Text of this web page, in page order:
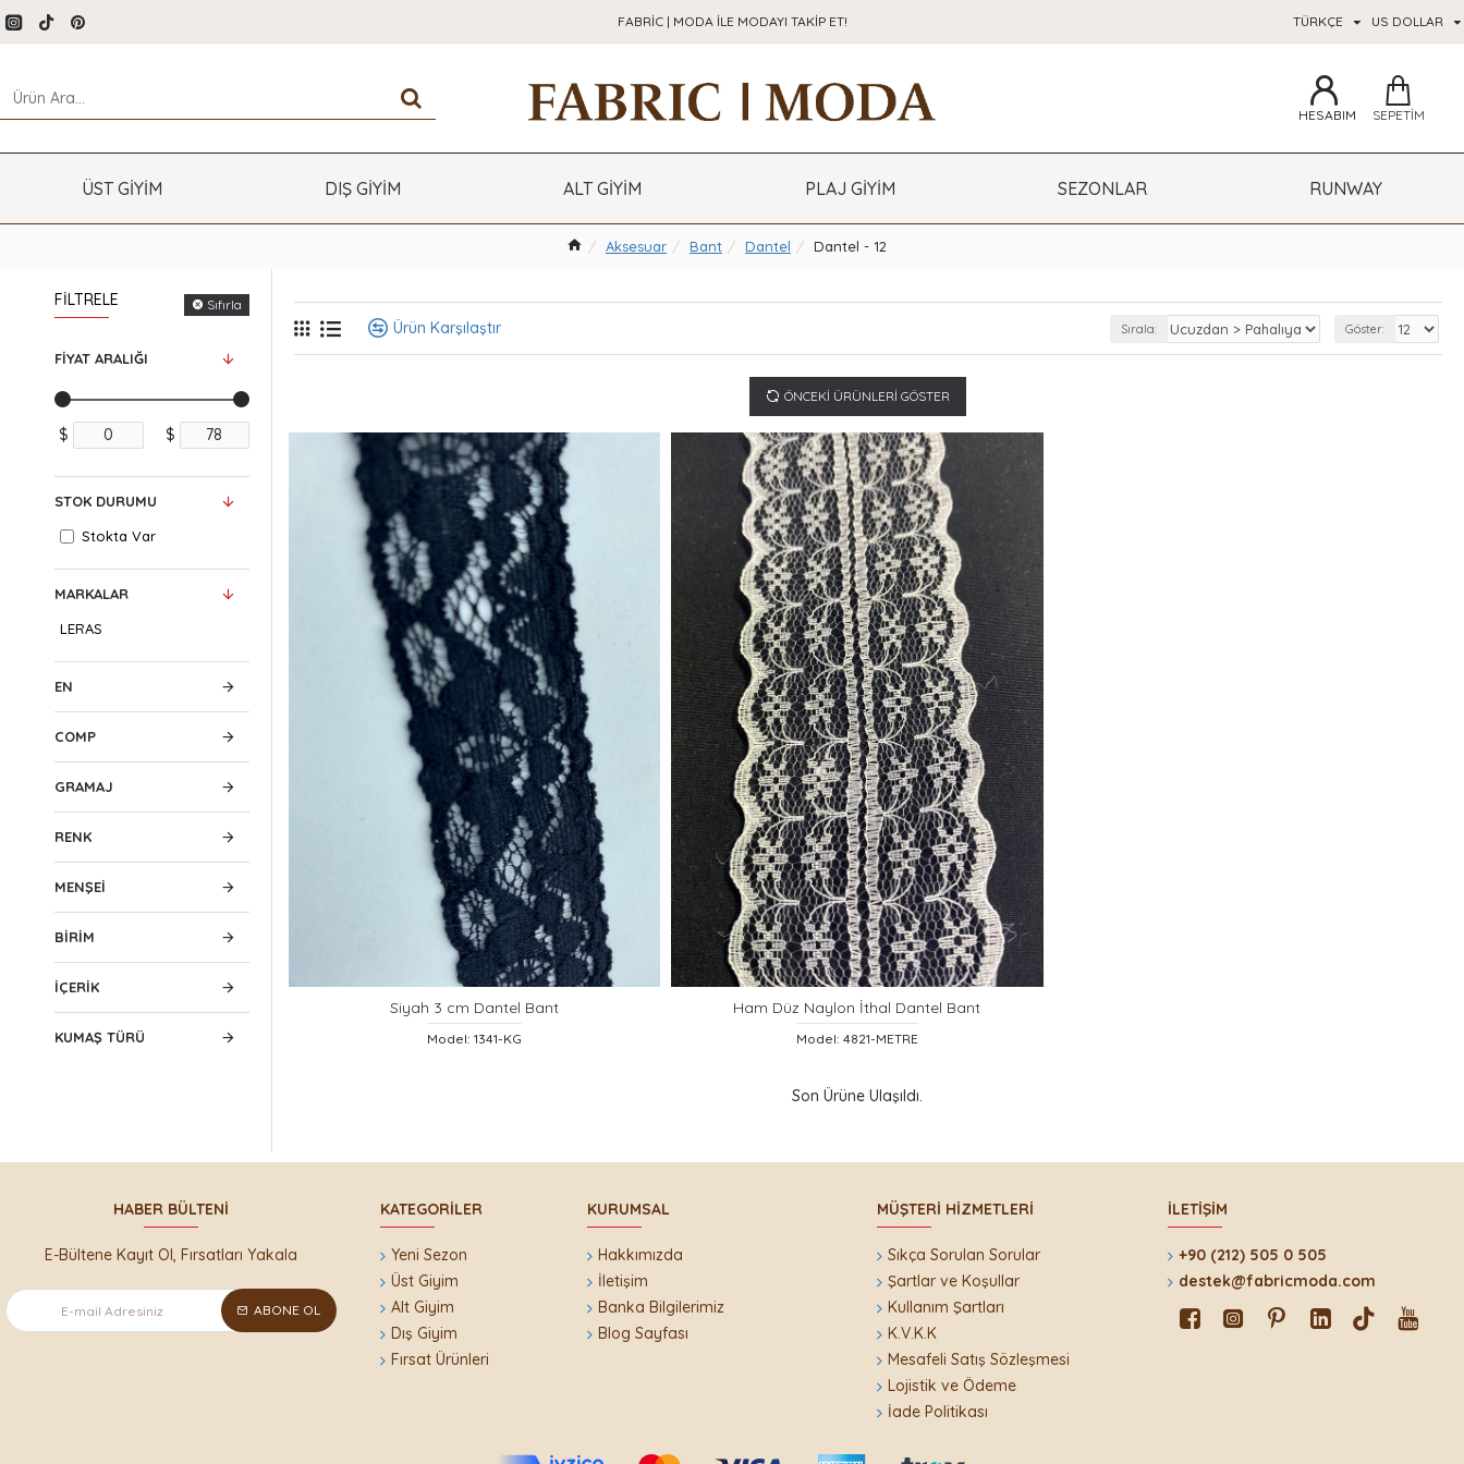
FABRIC | MODA ILE MODAYI TAKIP ET! TÜRKÇE US DOLLAR
HESABIM SEPETIM
ÜST GİYİM DIŞ GİYİM ALT GİYİM PLAJ GİYİM SEZONLAR RUNWAY
Aksesuar Bant Dantel Dantel - 12
FILTRELE Sıfırla
FIYAT ARALIĞI
$ $
MARKALAR
LERAS
EN
COMP
GRAMAJ
RENK
MENŞEI
BIRIM
IÇERIK
KUMAŞ TÜRÜ
STOK DURUMU
Stokta Var
Ürün Karşılaştır Sırala: Göster:
ÖNCEKI ÜRÜNLERI GÖSTER
Siyah 3 cm Dantel Bant
Model: 1341-KG
Ham Düz Naylon İthal Dantel Bant
Model: 4821-METRE
Son Ürüne Ulaşıldı.
HABER BÜLTENI
E-Bültene Kayıt Ol, Fırsatları Yakala
ABONE OL
KATEGORILER
Yeni Sezon
Üst Giyim
Alt Giyim
Dış Giyim
Fırsat Ürünleri
KURUMSAL
Hakkımızda
İletişim
Banka Bilgilerimiz
Blog Sayfası
MÜŞTERI HIZMETLERI
Sıkça Sorulan Sorular
Şartlar ve Koşullar
Kullanım Şartları
K.V.K.K
Mesafeli Satış Sözleşmesi
Lojistik ve Ödeme
İade Politikası
İLETIŞIM
+90 (212) 505 0 505
destek@fabricmoda.com